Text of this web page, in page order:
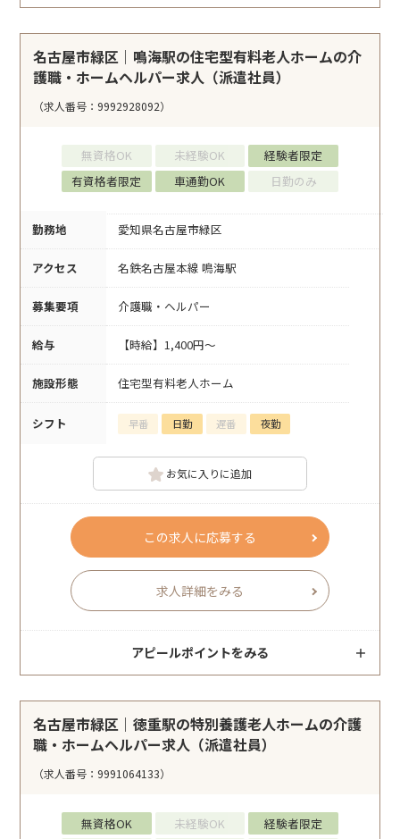
名古屋市緑区｜鳴海駅の住宅型有料老人ホームの介
護職・ホームヘルパー求人（派遣社員）
（求人番号：9992928092）
無資格OK 未経験OK
経験者限定
有資格者限定
車通勤OK 日勤のみ
勤務地 愛知県名古屋市緑区
アクセス 名鉄名古屋本線 鳴海駅
募集要項 介護職・ヘルパー
給与 【時給】1,400円～
施設形態 住宅型有料老人ホーム
シフト 早番 日勤 遅番 夜勤
お気に入りに追加
この求人に応募する
求人詳細をみる
アピールポイントをみる
名古屋市緑区｜徳重駅の特別養護老人ホームの介護
職・ホームヘルパー求人（派遣社員）
（求人番号：9991064133）
無資格OK 未経験OK
経験者限定